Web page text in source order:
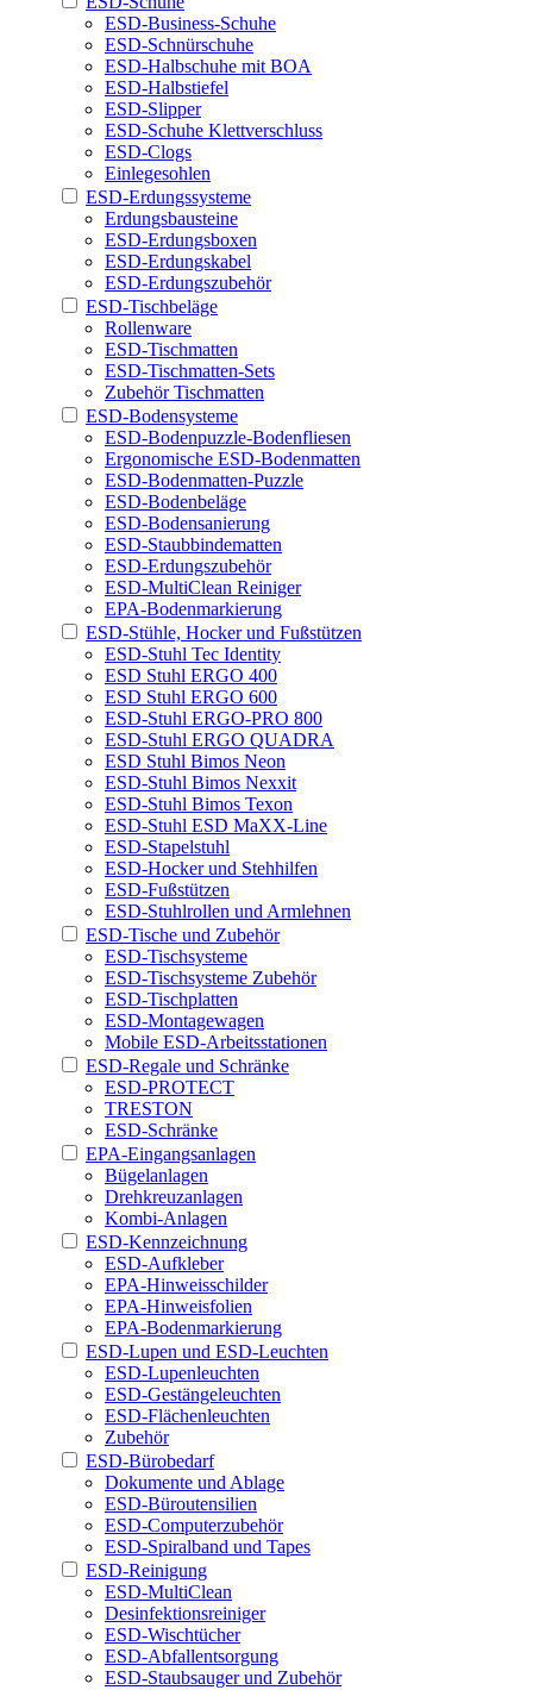
ESD-Business-Schuhe
ESD-Schnürschuhe
ESD-Halbschuhe mit BOA
ESD-Halbstiefel
ESD-Slipper
ESD-Schuhe Klettverschluss
ESD-Clogs
Einlegesohlen
ESD-Erdungssysteme
Erdungsbausteine
ESD-Erdungsboxen
ESD-Erdungskabel
ESD-Erdungszubehör
ESD-Tischbeläge
Rollenware
ESD-Tischmatten
ESD-Tischmatten-Sets
Zubehör Tischmatten
ESD-Bodensysteme
ESD-Bodenpuzzle-Bodenfliesen
Ergonomische ESD-Bodenmatten
ESD-Bodenmatten-Puzzle
ESD-Bodenbeläge
ESD-Bodensanierung
ESD-Staubbindematten
ESD-Erdungszubehör
ESD-MultiClean Reiniger
EPA-Bodenmarkierung
ESD-Stühle, Hocker und Fußstützen
ESD-Stuhl Tec Identity
ESD Stuhl ERGO 400
ESD Stuhl ERGO 600
ESD-Stuhl ERGO-PRO 800
ESD-Stuhl ERGO QUADRA
ESD Stuhl Bimos Neon
ESD-Stuhl Bimos Nexxit
ESD-Stuhl Bimos Texon
ESD-Stuhl ESD MaXX-Line
ESD-Stapelstuhl
ESD-Hocker und Stehhilfen
ESD-Fußstützen
ESD-Stuhlrollen und Armlehnen
ESD-Tische und Zubehör
ESD-Tischsysteme
ESD-Tischsysteme Zubehör
ESD-Tischplatten
ESD-Montagewagen
Mobile ESD-Arbeitsstationen
ESD-Regale und Schränke
ESD-PROTECT
TRESTON
ESD-Schränke
EPA-Eingangsanlagen
Bügelanlagen
Drehkreuzanlagen
Kombi-Anlagen
ESD-Kennzeichnung
ESD-Aufkleber
EPA-Hinweisschilder
EPA-Hinweisfolien
EPA-Bodenmarkierung
ESD-Lupen und ESD-Leuchten
ESD-Lupenleuchten
ESD-Gestängeleuchten
ESD-Flächenleuchten
Zubehör
ESD-Bürobedarf
Dokumente und Ablage
ESD-Büroutensilien
ESD-Computerzubehör
ESD-Spiralband und Tapes
ESD-Reinigung
ESD-MultiClean
Desinfektionsreiniger
ESD-Wischtücher
ESD-Abfallentsorgung
ESD-Staubsauger und Zubehör